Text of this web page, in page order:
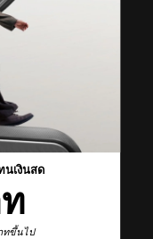
เงินสด
ทขึ้นไป